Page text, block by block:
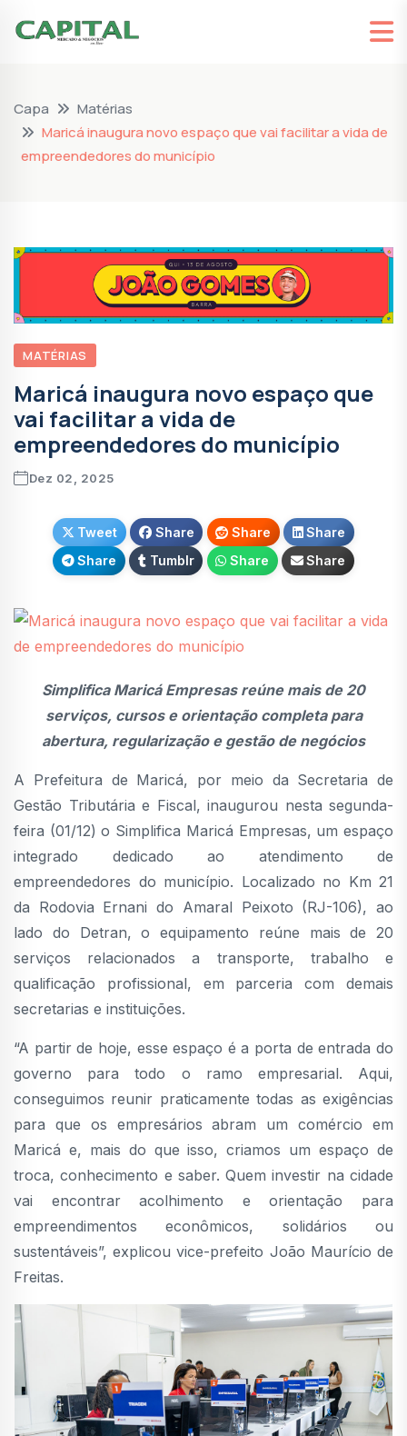
Capa
Matérias
Maricá inaugura novo espaço que vai facilitar a vida de
empreendedores do município
MATÉRIAS
Maricá inaugura novo espaço que
vai facilitar a vida de
empreendedores do município
Dez 02, 2025
Tweet Share Share
Share
Share
Tumblr Share Share
Simplifica Maricá Empresas reúne mais de 20
serviços, cursos e orientação completa para
abertura, regularização e gestão de negócios
A Prefeitura de Maricá, por meio da Secretaria de
Gestão Tributária e Fiscal, inaugurou nesta segunda-
feira (01/12) o Simplifica Maricá Empresas, um espaço
integrado dedicado ao atendimento de
empreendedores do município. Localizado no Km 21
da Rodovia Ernani do Amaral Peixoto (RJ-106), ao
lado do Detran, o equipamento reúne mais de 20
serviços relacionados a transporte, trabalho e
qualificação profissional, em parceria com demais
secretarias e instituições.
“A partir de hoje, esse espaço é a porta de entrada do
governo para todo o ramo empresarial. Aqui,
conseguimos reunir praticamente todas as exigências
para que os empresários abram um comércio em
Maricá e, mais do que isso, criamos um espaço de
troca, conhecimento e saber. Quem investir na cidade
vai encontrar acolhimento e orientação para
empreendimentos econômicos, solidários ou
sustentáveis”, explicou vice-prefeito João Maurício de
Freitas.